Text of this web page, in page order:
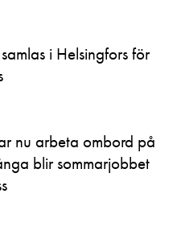
i Helsingfors för
nu arbeta ombord på
blir sommarjobbet